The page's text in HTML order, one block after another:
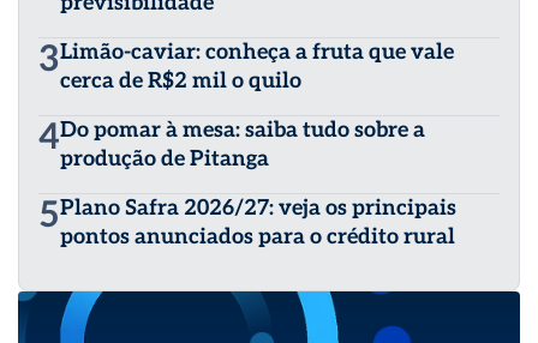
manejos. Além disso teve experiências em cultivos fora
do país, em culturas como: Amendoim, Noz Pecam e o
Algodão, no Estado da Geórgia, nos Estados Unidos.
3Limão-caviar: conheça a fruta que vale
cerca de R$2 mil o quilo
4Do pomar à mesa: saiba tudo sobre a
produção de Pitanga
5Plano Safra 2026/27: veja os principais
pontos anunciados para o crédito rural